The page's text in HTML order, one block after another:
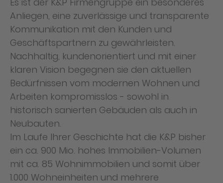
Anliegen, eine zuverlässige und transparente
Kommunikation mit den Kunden und
Geschäftspartnern zu gewährleisten.
Nachhaltig, kundenorientiert und mit einer
klaren Vision begegnen sie den aktuellen
Bedürfnissen vom modernen Wohnen und
Arbeiten kompromisslos - sowohl in
historisch sanierten Gebäuden als auch in
Neubauten.
Im Laufe Ihrer Geschichte hat die K&P bisher
ein ca. 900 Mio. hohes Immobilien-Volumen
mit ca. 85 Wohnimmobilien und somit über
1.000 Wohneinheiten und mehrere